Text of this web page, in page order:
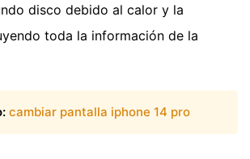
disco debido al calor y la
toda la información de la
cambiar pantalla iphone 14 pro